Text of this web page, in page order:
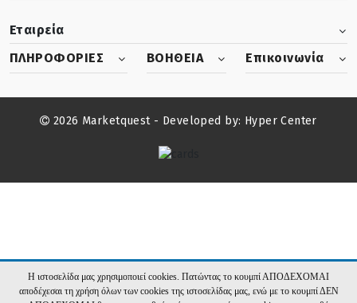
Εταιρεία
ΠΛΗΡΟΦΟΡΙΕΣ
ΒΟΗΘΕΙΑ Επικοινωνία
2026 Marketquest - Developed by: Hyper Center
Η ιστοσελίδα μας χρησιμοποιεί cookies. Πατώντας το κουμπί ΑΠΟΔΕΧΟΜΑΙ
αποδέχεσαι τη χρήση όλων των cookies της ιστοσελίδας μας, ενώ με το κουμπί ΔΕΝ